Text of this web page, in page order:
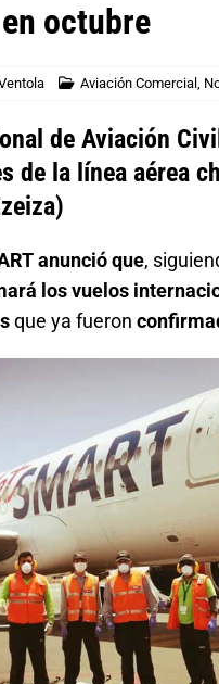
octubre
Aviación Comercial ,
de Aviación
de la línea aérea
anunció que,
los vuelos
que ya fueron